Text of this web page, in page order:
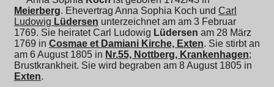
Meierberg. Ehevertrag Anna Sophia Koch und Carl
Ludowig Lüdersen unterzeichnet am am 3 Februar
1769. Sie heiratetCarl Ludowig Lüdersen am 28 März
1769 in Cosmae et Damiani Kirche, Exten. Sie stirbt an
am 6 August 1805 in Nr.55, Nottberg, Krankenhagen;
Brustkrankheit. Sie wird begraben am 8 August 1805 in
Exten.